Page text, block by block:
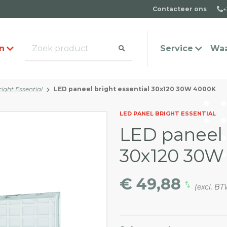
Contacteer ons
Service
Veel gestelde vragen
Contact
Essential LED paneel bright essential 30x120 30W 4000K
LED PANEL BRIGHT ESSENTIAL
LED
30x120
€ 49,88 (excl.